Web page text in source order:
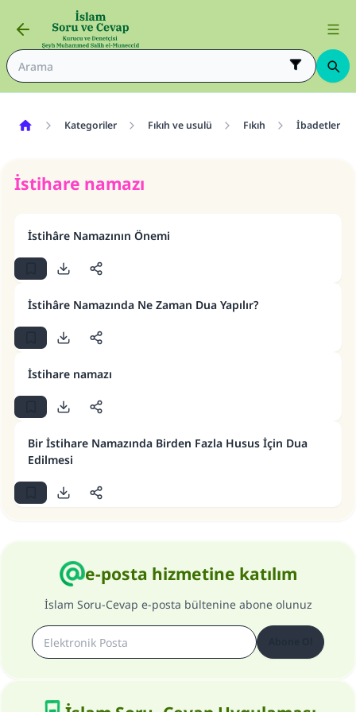
Kategoriler Fıkıh ve usulü Fıkıh İbadetler
İstihare namazı
İstihâre Namazının Önemi
İstihâre Namazında Ne Zaman Dua Yapılır?
İstihare namazı
Bir İstihare Namazında Birden Fazla Husus İçin Dua
Edilmesi
e-posta hizmetine katılım
İslam Soru-Cevap e-posta bültenine abone olunuz
110845 Nolu Cevap, bir evliliği
Ümmete cevapları ulaştırmak için bizi destekle
Her kim bir hayra yol gösterirse , hayrı yapan
kişinin sevabı kadar ona sevap yazılır.
(MUSLIM 1893)
Şimdi katkı yapın!